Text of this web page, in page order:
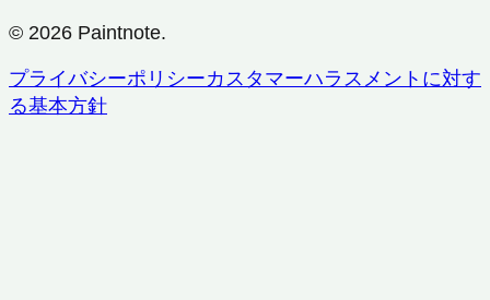
© 2026 Paintnote.
プライバシーポリシーカスタマーハラスメントに対す
る基本方針